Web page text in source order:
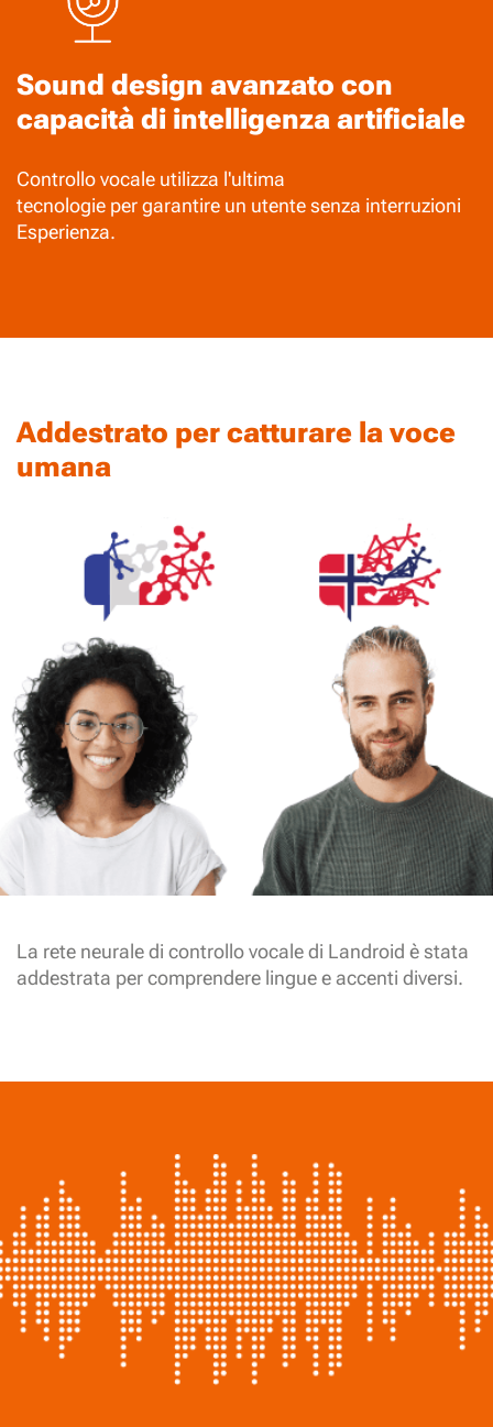
Sound design avanzato con
capacità di intelligenza artificiale
Controllo vocale utilizza l'ultima
tecnologie per garantire un utente senza interruzioni
Esperienza.
Addestrato per catturare la voce
umana
La rete neurale di controllo vocale di Landroid è stata
addestrata per comprendere lingue e accenti diversi.